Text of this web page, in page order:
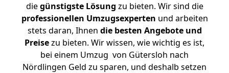
diegünstigste Lösung zu bieten. Wir sind die
professionellen Umzugsexperten und arbeiten
stets daran, Ihnen die besten Angebote und
Preisezu bieten. Wir wissen, wie wichtig es ist,
bei einem Umzug von Gütersloh nach
Nördlingen Geld zu sparen, und deshalb setzen